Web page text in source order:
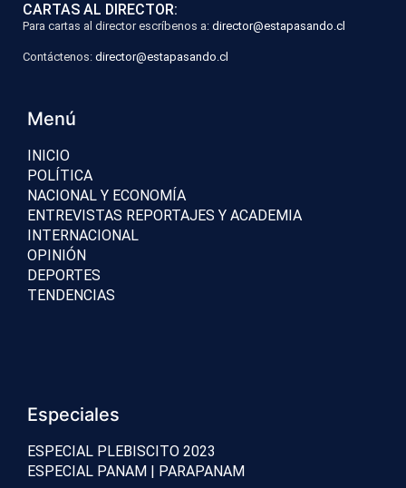
CARTAS AL DIRECTOR:
Para cartas al director escríbenos a: director@estapasando.cl
Contáctenos: director@estapasando.cl
Menú
INICIO
POLÍTICA
NACIONAL Y ECONOMÍA
ENTREVISTAS REPORTAJES Y ACADEMIA
INTERNACIONAL
OPINIÓN
DEPORTES
TENDENCIAS
Especiales
ESPECIAL PLEBISCITO 2023
ESPECIAL PANAM | PARAPANAM